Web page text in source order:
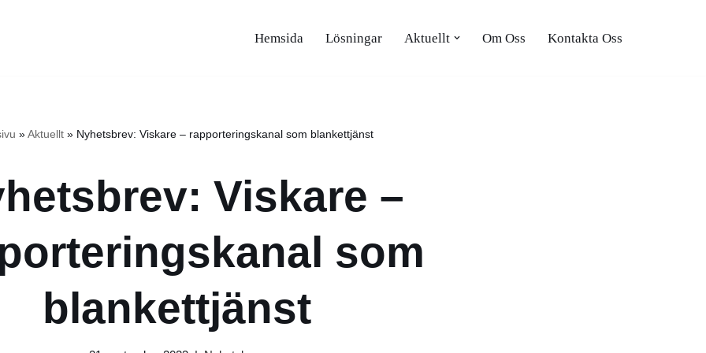
Hemsida Lösningar Aktuellt Om Oss Kontakta Oss
»Aktuellt » Nyhetsbrev: Viskare – rapporteringskanal som blankettjänst
Viskare –
som
blankettjänst